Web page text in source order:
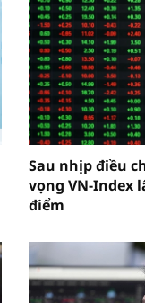
Sau nhịp điều
vọng VN-Index
điểm